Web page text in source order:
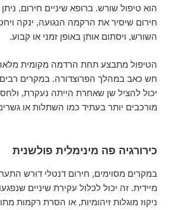
הוא טיפול שורש. ברופא שיניים חירום,
חירום שיסיר את הרקמה הנגועה, ינקה
השורש, ויסתום אותן באופן זמני או קבוע.
הטיפול מתבצע תחת הרדמה מקומית
חש כאב במהלך הפרוצדורה. במקרים
יכול להציל שן שאחרת הייתה נעקרת,
מורכבים יותר בעתיד כמו השתלות או
כירורגיה פה מינימלית פולשנית
במקרים מסוימים, חירום דנטלי דורש
מיידית. זה יכול לכלול עקירת שיניים
ניקוז מוגלות זיהומיות, או הסרת רקמות